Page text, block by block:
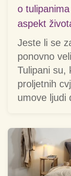
o
aspekt
Jeste li se
ponovno
Tulipani su,
proljetnih
umove ljudi